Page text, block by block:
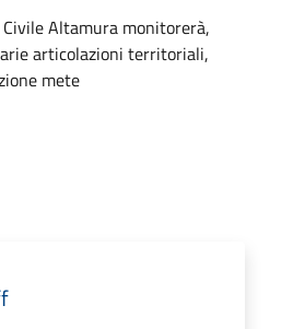
Altamura monitorerà,
articolazioni territoriali,
mete